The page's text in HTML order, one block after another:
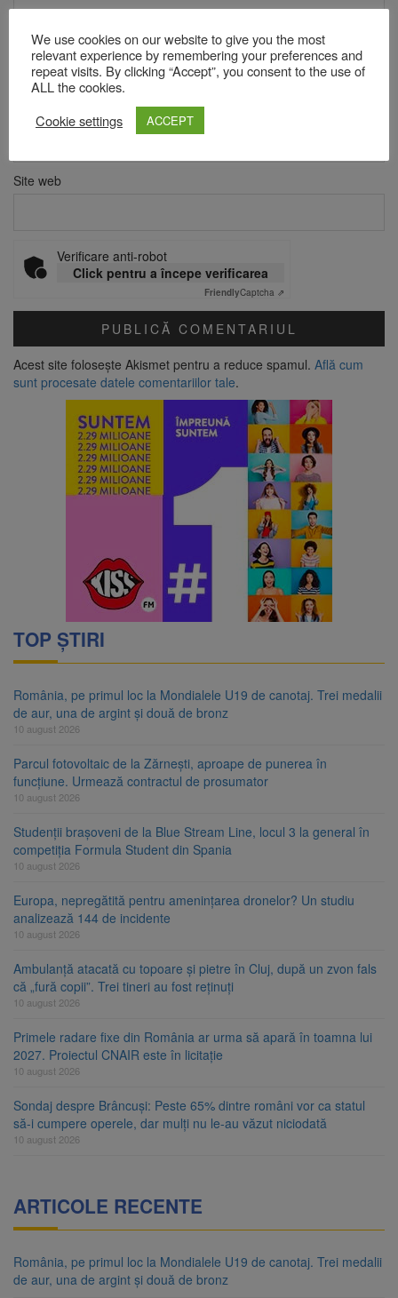
Nume
Site web
Verificare anti-robot
Click pentru a începe verificarea
FriendlyCaptcha ⇗
Acest site folosește Akismet pentru a reduce spamul. Află cum
sunt procesate datele comentariilor tale.
TOP ȘTIRI
România, pe primul loc la Mondialele U19 de canotaj. Trei medalii
de aur, una de argint și două de bronz
10 august 2026
Parcul fotovoltaic de la Zărnești, aproape de punerea în
funcțiune. Urmează contractul de prosumator
10 august 2026
Studenții brașoveni de la Blue Stream Line, locul 3 la general în
competiția Formula Student din Spania
10 august 2026
Europa, nepregătită pentru amenințarea dronelor? Un studiu
analizează 144 de incidente
10 august 2026
Ambulanță atacată cu topoare și pietre în Cluj, după un zvon fals
că „fură copii”. Trei tineri au fost reținuți
10 august 2026
Primele radare fixe din România ar urma să apară în toamna lui
2027. Proiectul CNAIR este în licitație
10 august 2026
Sondaj despre Brâncuși: Peste 65% dintre români vor ca statul
să-i cumpere operele, dar mulți nu le-au văzut niciodată
10 august 2026
ARTICOLE RECENTE
România, pe primul loc la Mondialele U19 de canotaj. Trei medalii
de aur, una de argint și două de bronz
We use cookies on our website to give you the most
relevant experience by remembering your preferences and
repeat visits. By clicking “Accept”, you consent to the use of
ALL the cookies.
Cookie settings
ACCEPT